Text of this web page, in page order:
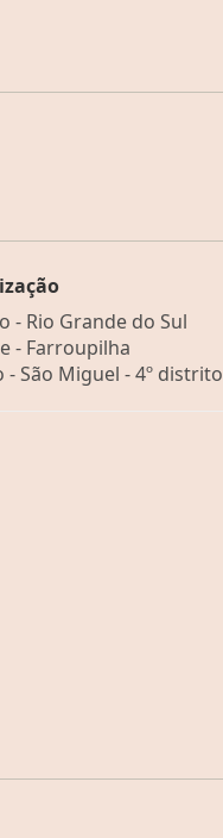
- Rio Grande do Sul
- Farroupilha
-São Miguel - 4º distrito